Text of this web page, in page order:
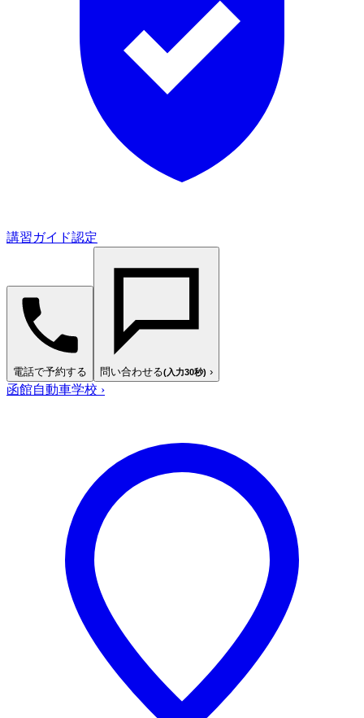
講習ガイド認定
電話で予約する 問い合わせる(入力30秒) ›
函館自動車学校 ›